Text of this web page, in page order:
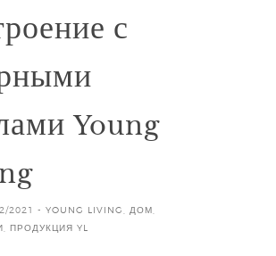
с
Young
2021 - YOUNG LIVING ДОМ
ПРОДУКЦИЯ YL